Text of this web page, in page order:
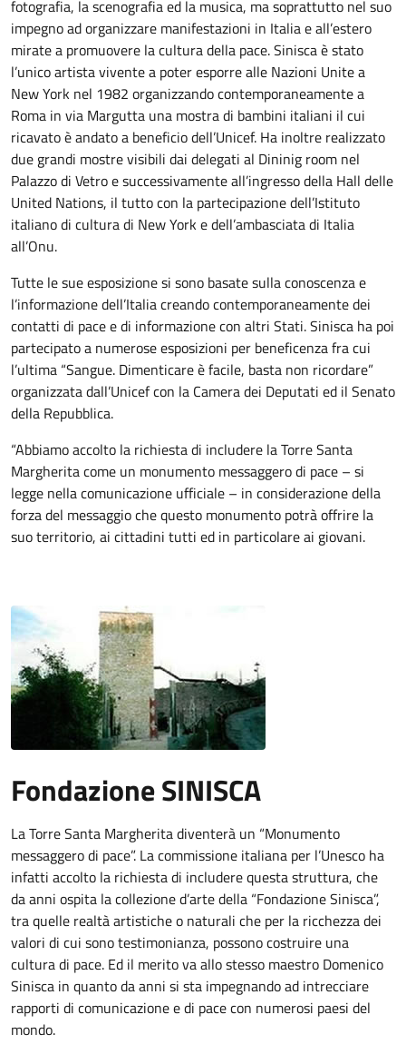
fotografia, la scenografia ed la musica, ma soprattutto nel suo
impegno ad organizzare manifestazioni in Italia e all’estero
mirate a promuovere la cultura della pace. Sinisca è stato
l’unico artista vivente a poter esporre alle Nazioni Unite a
New York nel 1982 organizzando contemporaneamente a
Roma in via Margutta una mostra di bambini italiani il cui
ricavato è andato a beneficio dell’Unicef. Ha inoltre realizzato
due grandi mostre visibili dai delegati al Dininig room nel
Palazzo di Vetro e successivamente all’ingresso della Hall delle
United Nations, il tutto con la partecipazione dell’Istituto
italiano di cultura di New York e dell’ambasciata di Italia
all’Onu.
Tutte le sue esposizione si sono basate sulla conoscenza e
l’informazione dell’Italia creando contemporaneamente dei
contatti di pace e di informazione con altri Stati. Sinisca ha poi
partecipato a numerose esposizioni per beneficenza fra cui
l’ultima “Sangue. Dimenticare è facile, basta non ricordare”
organizzata dall’Unicef con la Camera dei Deputati ed il Senato
della Repubblica.
“Abbiamo accolto la richiesta di includere la Torre Santa
Margherita come un monumento messaggero di pace – si
legge nella comunicazione ufficiale – in considerazione della
forza del messaggio che questo monumento potrà offrire la
suo territorio, ai cittadini tutti ed in particolare ai giovani.
Fondazione SINISCA
La Torre Santa Margherita diventerà un “Monumento
messaggero di pace”. La commissione italiana per l’Unesco ha
infatti accolto la richiesta di includere questa struttura, che
da anni ospita la collezione d’arte della “Fondazione Sinisca”,
tra quelle realtà artistiche o naturali che per la ricchezza dei
valori di cui sono testimonianza, possono costruire una
cultura di pace. Ed il merito va allo stesso maestro Domenico
Sinisca in quanto da anni si sta impegnando ad intrecciare
rapporti di comunicazione e di pace con numerosi paesi del
mondo.